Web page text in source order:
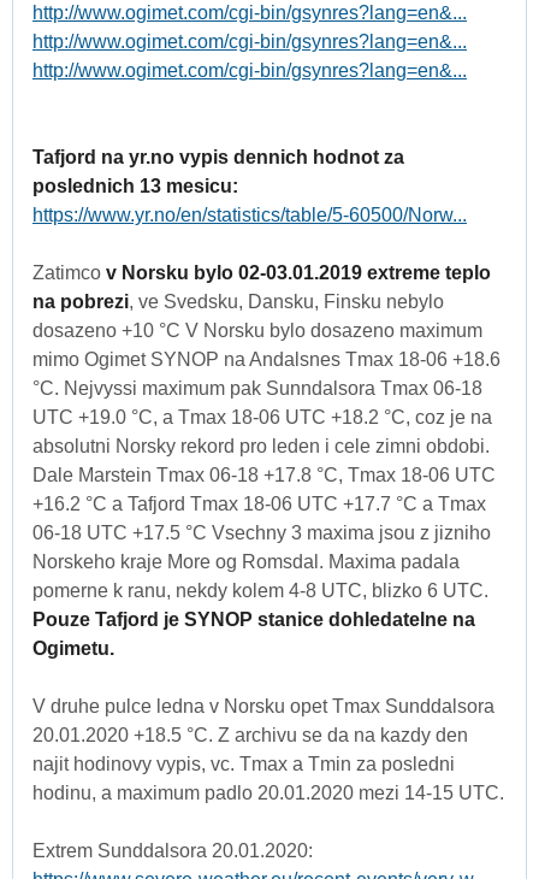
http://www.ogimet.com/cgi-bin/gsynres?lang=en&...
http://www.ogimet.com/cgi-bin/gsynres?lang=en&...
http://www.ogimet.com/cgi-bin/gsynres?lang=en&...
Tafjord na yr.no vypis dennich hodnot za
poslednich 13 mesicu:
https://www.yr.no/en/statistics/table/5-60500/Norw...
Zatimco v Norsku bylo 02-03.01.2019 extreme teplo
na pobrezi, ve Svedsku, Dansku, Finsku nebylo
dosazeno +10 °C V Norsku bylo dosazeno maximum
mimo Ogimet SYNOP na Andalsnes Tmax 18-06 +18.6
°C. Nejvyssi maximum pak Sunndalsora Tmax 06-18
UTC +19.0 °C, a Tmax 18-06 UTC +18.2 °C, coz je na
absolutni Norsky rekord pro leden i cele zimni obdobi.
Dale Marstein Tmax 06-18 +17.8 °C, Tmax 18-06 UTC
+16.2 °C a Tafjord Tmax 18-06 UTC +17.7 °C a Tmax
06-18 UTC +17.5 °C Vsechny 3 maxima jsou z jizniho
Norskeho kraje More og Romsdal. Maxima padala
pomerne k ranu, nekdy kolem 4-8 UTC, blizko 6 UTC.
Pouze Tafjord je SYNOP stanice dohledatelne na
Ogimetu.
V druhe pulce ledna v Norsku opet Tmax Sunddalsora
20.01.2020 +18.5 °C. Z archivu se da na kazdy den
najit hodinovy vypis, vc. Tmax a Tmin za posledni
hodinu, a maximum padlo 20.01.2020 mezi 14-15 UTC.
Extrem Sunddalsora 20.01.2020: